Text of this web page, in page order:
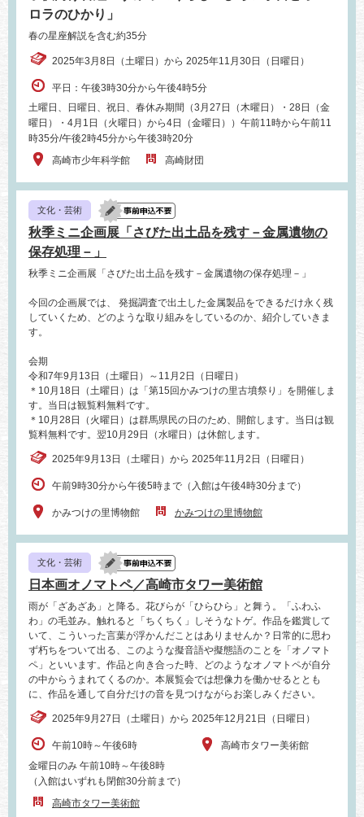
ロラのひかり」
春の星座解説を含む約35分
2025年3月8日（土曜日）から 2025年11月30日（日曜日）
平日：午後3時30分から午後4時5分
土曜日、日曜日、祝日、春休み期間（3月27日（木曜日）・28日（金
曜日）・4月1日（火曜日）から4日（金曜日））午前11時から午前11
時35分/午後2時45分から午後3時20分
高崎市少年科学館
高崎財団
文化・芸術
秋季ミニ企画展「さびた出土品を残す－金属遺物の
保存処理－」
秋季ミニ企画展「さびた出土品を残す－金属遺物の保存処理－」
今回の企画展では、 発掘調査で出土した金属製品をできるだけ永く残
していくため、どのような取り組みをしているのか、紹介していきま
す。
会期
令和7年9月13日（土曜日）～11月2日（日曜日）
＊10月18日（土曜日）は「第15回かみつけの里古墳祭り」を開催しま
す。当日は観覧料無料です。
＊10月28日（火曜日）は群馬県民の日のため、開館します。当日は観
覧料無料です。翌10月29日（水曜日）は休館します。
2025年9月13日（土曜日）から 2025年11月2日（日曜日）
午前9時30分から午後5時まで（入館は午後4時30分まで）
かみつけの里博物館 かみつけの里博物館
文化・芸術
日本画オノマトペ／高崎市タワー美術館
雨が「ざあざあ」と降る。花びらが「ひらひら」と舞う。「ふわふ
わ」の毛並み。触れると「ちくちく」しそうなトゲ。作品を鑑賞して
いて、こういった言葉が浮かんだことはありませんか？日常的に思わ
ず朽ちをついて出る、このような擬音語や擬態語のことを「オノマト
ペ」といいます。作品と向き合った時、どのようなオノマトペが自分
の中からうまれてくるのか。本展覧会では想像力を働かせるととも
に、作品を通して自分だけの音を見つけながらお楽しみください。
2025年9月27日（土曜日）から 2025年12月21日（日曜日）
午前10時～午後6時
金曜日のみ 午前10時～午後8時
（入館はいずれも閉館30分前まで）
高崎市タワー美術館
高崎市タワー美術館